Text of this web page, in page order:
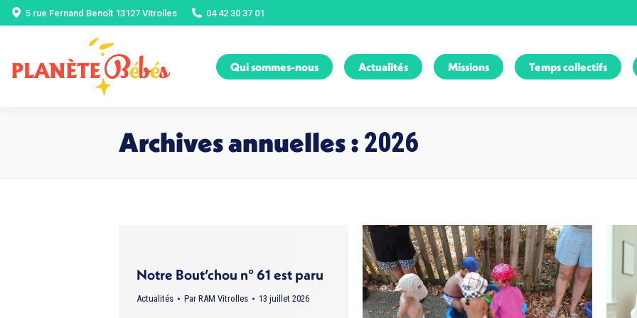
5 rue Fernand Benoît 13127 Vitrolles 04 42 30 37 01
Qui sommes-nous Actualités Missions Temps collectifs
Archives annuelles : 2026
Notre Bout’chou n° 61 est paru
Actualités Par RAM Vitrolles 13 juillet 2026